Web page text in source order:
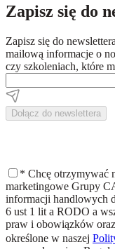
Zapisz się do
Zapisz się do
mailową informacje o
czy szkoleniach, które
Dołącz do newslettera
* Chcę otrzymywać
marketingowe Grupy
informacji handlowych
6 ust 1 lit a RODO a
praw i obowiązków
określone w naszej